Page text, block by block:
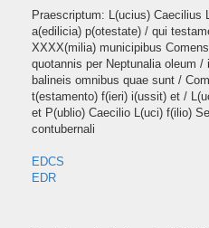
Praescriptum: L(ucius) Caecilius
a(edilicia) p(otestate) / qui
XXXX(milia) municipibus
quotannis per Neptunalia oleum
balineis omnibus quae sunt /
t(estamento) f(ieri) i(ussit) et /
et P(ublio) Caecilio L(uci) f(ilio)
contubernali
EDCS
EDR